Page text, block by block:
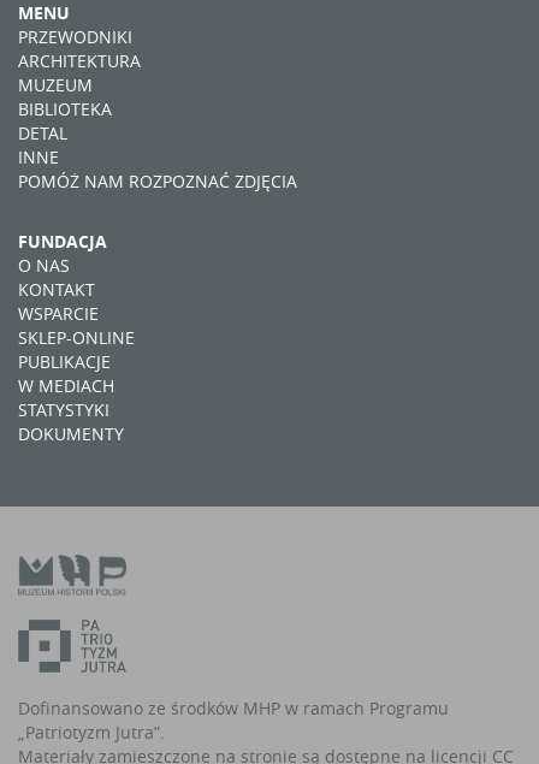
MENU
PRZEWODNIKI
ARCHITEKTURA
MUZEUM
BIBLIOTEKA
DETAL
INNE
POMÓŻ NAM ROZPOZNAĆ ZDJĘCIA
FUNDACJA
O NAS
KONTAKT
WSPARCIE
SKLEP-ONLINE
PUBLIKACJE
W MEDIACH
STATYSTYKI
DOKUMENTY
Dofinansowano ze środków MHP w ramach Programu
„Patriotyzm Jutra”.
Materiały zamieszczone na stronie są dostępne na licencji CC